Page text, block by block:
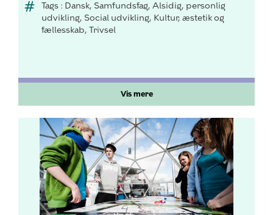
Tags : Dansk, Samfundsfag, Alsidig, personlig
udvikling, Social udvikling, Kultur, æstetik og
fællesskab, Trivsel
Vis mere